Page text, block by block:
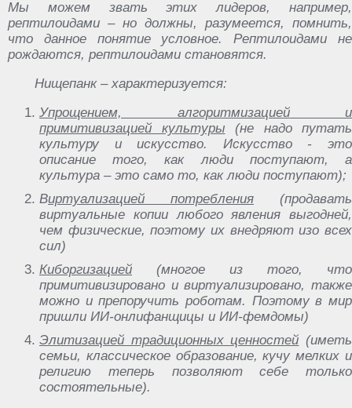
‎Мы‏ ‎можем ‎звать‏ ‎этих‏ ‎лидеров, ‎например,‏
‎рептилоидами ‎– ‎но ‎должны, ‎разумеется,‏ ‎помнить,
‎что‏ ‎данное‏ ‎понятие‏ ‎условное. ‎Рептилоидами ‎не
‎рождаются,‏ ‎рептилоидами ‎становятся.
Нищепанк‏ ‎– ‎характеризуется:
Упрощением, алгоритмизацией‏ ‎и‏
‎примитивизацией‏ ‎культуры ‎(не ‎надо ‎путать
‎культуру ‎и ‎искусство. ‎Искусство ‎-‏ ‎это‏
‎описание ‎того, ‎как ‎люди‏ ‎поступают, ‎а‏
‎культура ‎–‏ ‎это‏ ‎само‏ ‎то, ‎как‏ ‎люди ‎поступают);
Виртуализацией потребления ‎(продавать
‎виртуальные‏ ‎копии ‎любого‏ ‎явления‏ ‎выгодней,‏
‎чем ‎физические, ‎поэтому ‎их ‎внедряют‏ ‎изо ‎всех
‎сил)
Киборгизацией (многое‏ ‎из‏ ‎того, ‎что‏
‎примитивизировано ‎и ‎виртуализировано, ‎также‏
‎можно ‎и ‎препоручить‏ ‎роботам.‏ ‎Поэтому ‎в‏ ‎мир
‎пришли‏ ‎ИИ-онлифанщицы ‎и ‎ИИ-фемдомы)
Элитизацией ‎традиционных ‎ценностей (иметь‏
‎семьи,‏ ‎классическое‏ ‎образование, ‎кучу‏ ‎мелких ‎и‏
‎религию ‎теперь‏ ‎позволяют‏ ‎себе ‎только‏
‎состоятельные).